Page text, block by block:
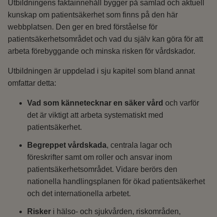
Utbildningens faktainnehåll bygger på samlad och aktuell
kunskap om patientsäkerhet som finns på den här
webbplatsen. Den ger en bred förståelse för
patientsäkerhetsområdet och vad du själv kan göra för att
arbeta förebyggande och minska risken för vårdskador.
Utbildningen är uppdelad i sju kapitel som bland annat
omfattar detta:
Vad som kännetecknar en säker vård och varför
det är viktigt att arbeta systematiskt med
patientsäkerhet.
Begreppet vårdskada, centrala lagar och
föreskrifter samt om roller och ansvar inom
patientsäkerhetsområdet. Vidare berörs den
nationella handlingsplanen för ökad patientsäkerhet
och det internationella arbetet.
Risker i hälso- och sjukvården, riskområden,